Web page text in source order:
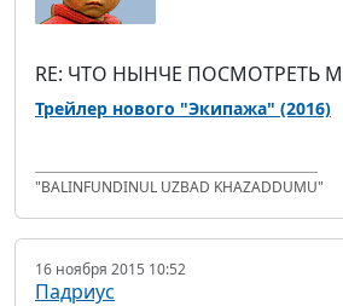
RE: ЧТО НЫНЧЕ ПОСМОТРЕТЬ
Трейлер нового "Экипажа" (2016)
"BALINFUNDINUL UZBAD KHAZADDUMU"
16 ноября 2015 10:52
Падриус